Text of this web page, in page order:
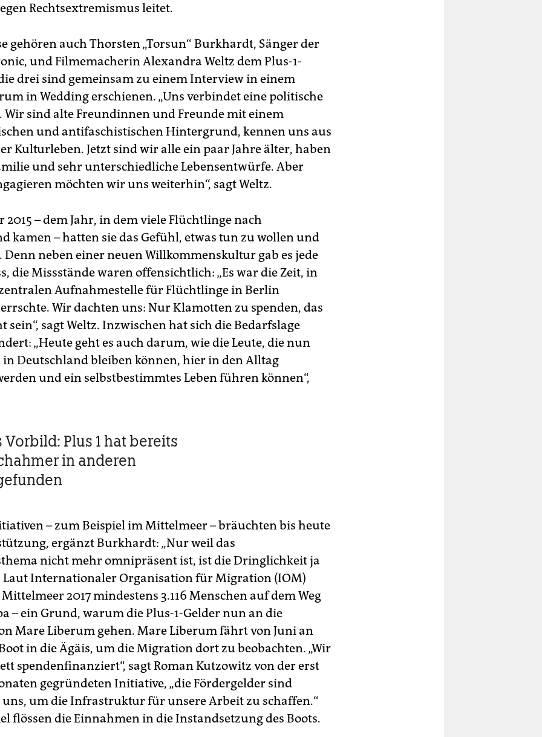
Rechtsextremismus leitet.
gehören auch Thorsten „Torsun“ Burkhardt, Sänger der
und Filmemacherin Alexandra Weltz dem Plus-1-
drei sind gemeinsam zu einem Interview in einem
in Wedding erschienen. „Uns verbindet eine politische
Wir sind alte Freundinnen und Freunde mit einem
und antifaschistischen Hintergrund, kennen uns aus
Kulturleben. Jetzt sind wir alle ein paar Jahre älter, haben
und sehr unterschiedliche Lebensentwürfe. Aber
möchten wir uns weiterhin“, sagt Weltz.
2015 – dem Jahr, in dem viele Flüchtlinge nach
kamen – hatten sie das Gefühl, etwas tun zu wollen und
Denn neben einer neuen Willkommenskultur gab es jede
die Missstände waren offensichtlich: „Es war die Zeit, in
Aufnahmestelle für Flüchtlinge in Berlin
Wir dachten uns: Nur Klamotten zu spenden, das
sein“, sagt Weltz. Inzwischen hat sich die Bedarfslage
„Heute geht es auch darum, wie die Leute, die nun
Deutschland bleiben können, hier in den Alltag
und ein selbstbestimmtes Leben führen können“,
Vorbild: Plus 1 hat bereits
in anderen
– zum Beispiel im Mittelmeer – bräuchten bis heute
ergänzt Burkhardt: „Nur weil das
nicht mehr omnipräsent ist, ist die Dringlichkeit ja
Laut Internationaler Organisation für Migration (IOM)
2017 mindestens 3.116 Menschen auf dem Weg
– ein Grund, warum die Plus-1-Gelder nun an die
Mare Liberum gehen. Mare Liberum fährt von Juni an
in die Ägäis, um die Migration dort zu beobachten. „Wir
spendenfinanziert“, sagt Roman Kutzowitz von der erst
gegründeten Initiative, „die Fördergelder sind
um die Infrastruktur für unsere Arbeit zu schaffen.“
flössen die Einnahmen in die Instandsetzung des Boots.